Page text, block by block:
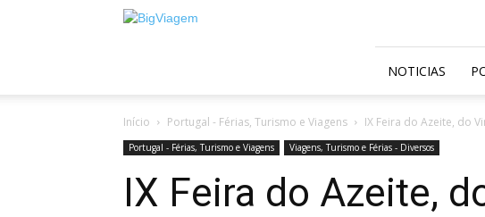
BigViagem
NOTICIAS
Início Portugal - Férias, Turismo e Viagens IX Feira do Azeite, do
Portugal - Férias, Turismo e Viagens Viagens, Turismo e Férias - Diversos
IX Feira do Azeite,